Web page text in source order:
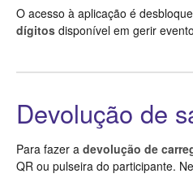
O acesso à aplicação é
dígitos disponível em gerir
Devolução de
Para fazer a devolução de
QR ou pulseira do participante.